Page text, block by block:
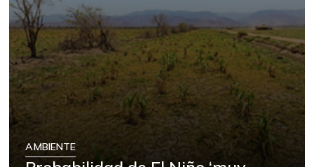
AMBIENTE
Probabilidad de El Niño ‘muy